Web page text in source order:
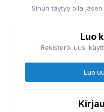
Sinun täytyy olla
Luo
Rekisteröi uusi
Luo